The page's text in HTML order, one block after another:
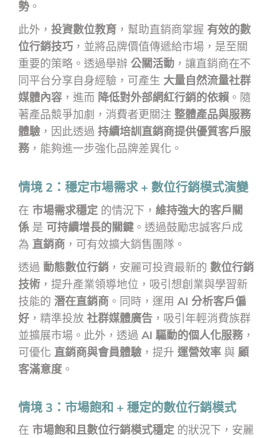
勢。
此外， 投資數位教育 ，幫助直銷商掌握 有效的數
位行銷技巧 ，並將品牌價值傳遞給市場，是至關
重要的策略。透過舉辦 公關活動 ，讓直銷商在不
同平台分享自身經驗，可產生 大量自然流量社群
媒體內容 ，進而 降低對外部網紅行銷的依賴 。隨
著產品競爭加劇，消費者更關注 整體產品與服務
體驗 ，因此透過 持續培訓直銷商提供優質客戶服
務 ，能夠進一步強化品牌差異化。
情境 2：穩定市場需求 + 數位行銷模式演變
在 市場需求穩定 的情況下， 維持強大的客戶關
係 是 可持續增長的關鍵 。透過鼓勵忠誠客戶成
為 直銷商 ，可有效擴大銷售團隊。
透過 動態數位行銷 ，安麗可投資最新的 數位行銷
技術 ，提升產業領導地位，吸引想創業與學習新
技能的 潛在直銷商 。同時，運用 AI 分析客戶偏
好 ，精準投放 社群媒體廣告 ，吸引年輕消費族群
並擴展市場。此外，透過 AI 驅動的個人化服務 ，
可優化 直銷商與會員體驗 ，提升 運營效率 與 顧
客滿意度 。
情境 3：市場飽和 + 穩定的數位行銷模式
在 市場飽和且數位行銷模式穩定 的狀況下，安麗